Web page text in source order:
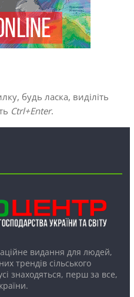
будь ласка, виділіть
Ctrl+Enter.
видання для людей,
трендів сільського
знаходяться, перш за все,